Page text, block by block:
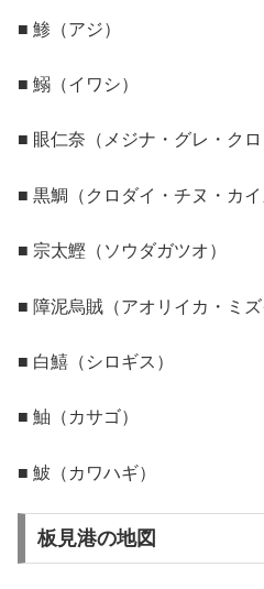
■ 鯵（アジ）
■ 鰯（イワシ）
■ 眼仁奈（メジナ・グレ・クロ
■ 黒鯛（クロダイ・チヌ・カイ
■ 宗太鰹（ソウダガツオ）
■ 障泥烏賊（アオリイカ・ミズ
■ 白鱚（シロギス）
■ 鮋（カサゴ）
■ 鮍（カワハギ）
板見港の地図